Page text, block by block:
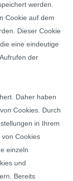
werden.
Cookie auf dem
Dieser Cookie
eine eindeutige
der
Daher haben
Cookies. Durch
in Ihrem
Cookies
einzeln
und
Bereits